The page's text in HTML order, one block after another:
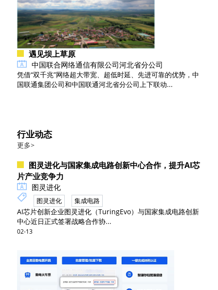
遇见坝上草原
中国联合网络通信有限公司河北省分公司
凭借“双千兆”网络超大带宽、超低时延、先进可靠的优势，中
国联通集团公司和中国联通河北省分公司上下联动...
行业动态
更多>
图灵进化与国家集成电路创新中心合作，提升AI芯
片产业竞争力
图灵进化
图灵进化 集成电路
AI芯片创新企业图灵进化（TuringEvo）与国家集成电路创新
中心近日正式签署战略合作协...
02-13